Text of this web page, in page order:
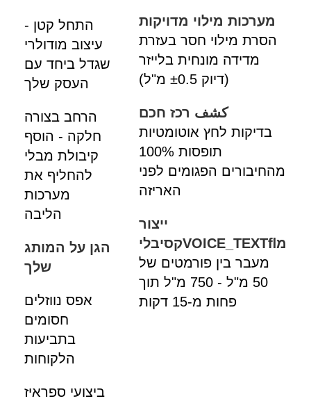
מערכות מילוי מדויקות
הסרת מילוי חסר בעזרת
מדידה מונחית בלייזר
(דיוק ±0.5 מ"ל)
كشف רכז חכם
בדיקות לחץ אוטומטיות
תופסות 100%
מהחיבורים הפגומים לפני
האריזה
ייצור
מVOICE_TEXTﬂקסיבלי
מעבר בין פורמטים של
50 מ"ל - 750 מ"ל תוך
פחות מ-15 דקות
התחל קטן -
עיצוב מודולרי
שגדל ביחד עם
העסק שלך
הרחב בצורה
חלקה - הוסף
קיבולת מבלי
להחליף את
מערכות
הליבה
הגן על המותג
שלך
אפס נווזלים
חסומים
בתביעות
הלקוחות
ביצועי ספראיז